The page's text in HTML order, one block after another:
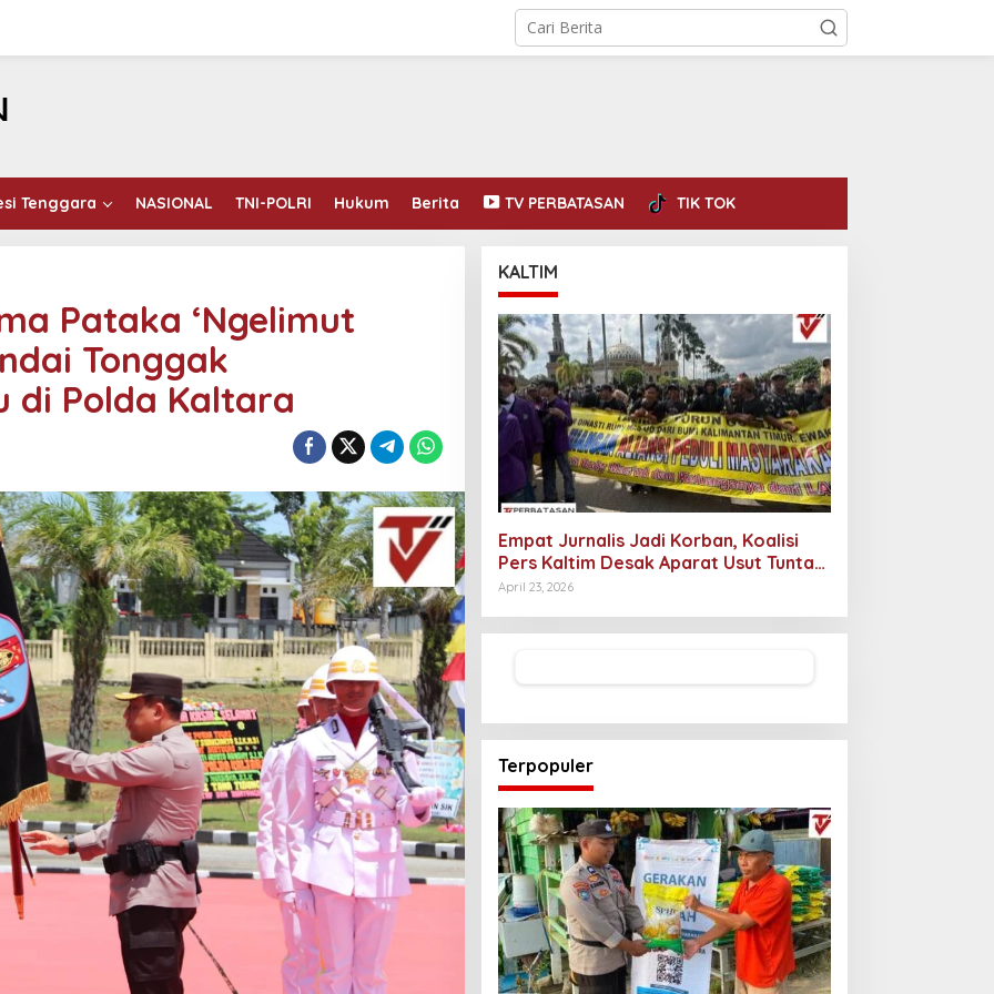
Tenggara NASIONAL TNI-POLRI Hukum Berita TV PERBATASAN TIK TOK
Pataka ‘Ngelimut
Tonggak
di Polda Kaltara
KALTIM
Empat Jurnalis Jadi Korban, Koalisi
Pers Kaltim Desak Aparat Usut Tuntas
Pelaku Intimidasi
April 23, 2026
Terpopuler